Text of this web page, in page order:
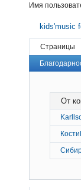
Имя
kids'music
Страницы
От